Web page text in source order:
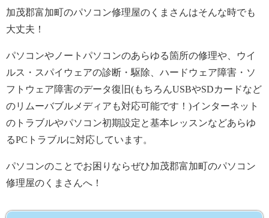
加茂郡富加町のパソコン修理屋のくまさんはそんな時でも
大丈夫！
パソコンやノートパソコンのあらゆる箇所の修理や、ウイ
ルス・スパイウェアの診断・駆除、ハードウェア障害・ソ
フトウェア障害のデータ復旧(もちろんUSBやSDカードなど
のリムーバブルメディアも対応可能です！)インターネット
のトラブルやパソコン初期設定と基本レッスンなどあらゆ
るPCトラブルに対応しています。
パソコンのことでお困りならぜひ加茂郡富加町のパソコン
修理屋のくまさんへ！